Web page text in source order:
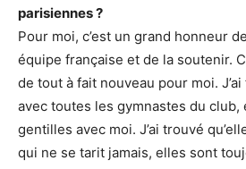
parisiennes ?
Pour moi, c’est un grand honneur
équipe française et de la soutenir.
de tout à fait nouveau pour moi.
avec toutes les gymnastes du club,
gentilles avec moi. J’ai trouvé
qui ne se tarit jamais, elles sont